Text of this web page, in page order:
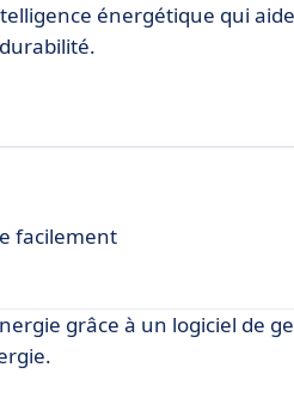
énergétique qui
facilement
grâce à un logiciel de